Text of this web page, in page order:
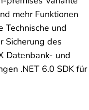
mehr Funktionen
Technische und
Sicherung des
Datenbank- und
.NET 6.0 SDK für